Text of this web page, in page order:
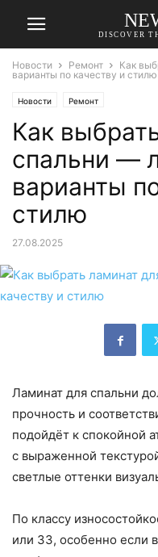
DISCOVER
Новости Ремонт
Как
варианты по качеству и стилю
Новости Ремонт
Как
спальни —
варианты
стилю
27.08.2025
Ламинат для спальни
прочность и
подойдёт к спокойной
с выраженной
светлые оттенки
По классу
или 33, особенно если